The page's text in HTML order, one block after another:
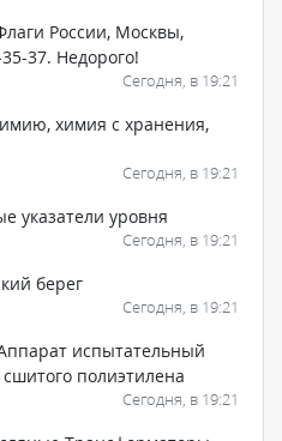
России, Москвы,
37. Недорого!
Сегодня, в 19:21
химия с хранения,
Сегодня, в 19:21
указатели уровня
Сегодня, в 19:21
берег
Сегодня, в 19:21
испытательный
полиэтилена
Сегодня, в 19:21